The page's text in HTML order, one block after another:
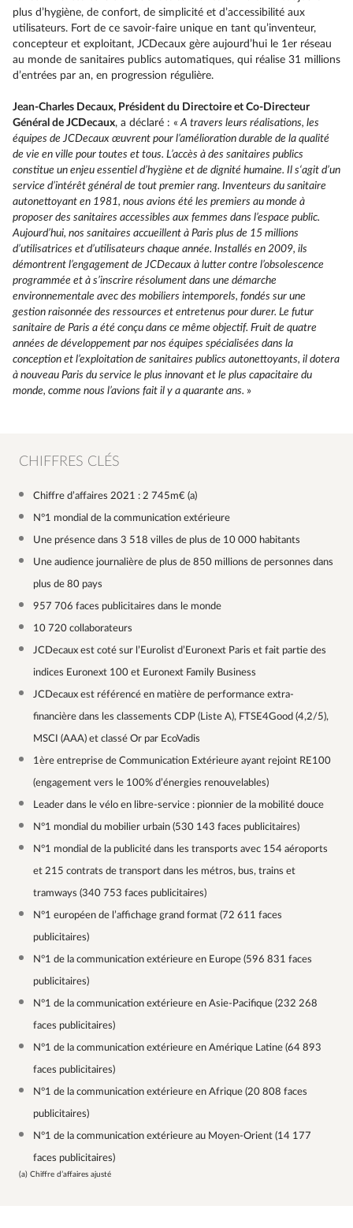
plus d’hygiène, de confort, de simplicité et d’accessibilité aux
utilisateurs. Fort de ce savoir-faire unique en tant qu’inventeur,
concepteur et exploitant, JCDecaux gère aujourd’hui le 1er réseau
au monde de sanitaires publics automatiques, qui réalise 31 millions
d’entrées par an, en progression régulière.
Jean-Charles Decaux, Président du Directoire et Co-Directeur
Général de JCDecaux, a déclaré : « A travers leurs réalisations, les
équipes de JCDecaux œuvrent pour l’amélioration durable de la qualité
de vie en ville pour toutes et tous. L’accès à des sanitaires publics
constitue un enjeu essentiel d’hygiène et de dignité humaine. Il s‘agit d’un
service d’intérêt général de tout premier rang. Inventeurs du sanitaire
autonettoyant en 1981, nous avions été les premiers au monde à
proposer des sanitaires accessibles aux femmes dans l’espace public.
Aujourd’hui, nos sanitaires accueillent à Paris plus de 15 millions
d’utilisatrices et d’utilisateurs chaque année. Installés en 2009, ils
démontrent l’engagement de JCDecaux à lutter contre l’obsolescence
programmée et à s’inscrire résolument dans une démarche
environnementale avec des mobiliers intemporels, fondés sur une
gestion raisonnée des ressources et entretenus pour durer. Le futur
sanitaire de Paris a été conçu dans ce même objectif. Fruit de quatre
années de développement par nos équipes spécialisées dans la
conception et l’exploitation de sanitaires publics autonettoyants, il dotera
à nouveau Paris du service le plus innovant et le plus capacitaire du
monde, comme nous l’avions fait il y a quarante ans. »
CHIFFRES CLÉS
Chiffre d’affaires 2021 : 2 745m€ (a)
N°1 mondial de la communication extérieure
Une présence dans 3 518 villes de plus de 10 000 habitants
Une audience journalière de plus de 850 millions de personnes dans
plus de 80 pays
957 706 faces publicitaires dans le monde
10 720 collaborateurs
JCDecaux est coté sur l’Eurolist d’Euronext Paris et fait partie des
indices Euronext 100 et Euronext Family Business
JCDecaux est référencé en matière de performance extra-
financière dans les classements CDP (Liste A), FTSE4Good (4,2/5),
MSCI (AAA) et classé Or par EcoVadis
1ère entreprise de Communication Extérieure ayant rejoint RE100
(engagement vers le 100% d’énergies renouvelables)
Leader dans le vélo en libre-service : pionnier de la mobilité douce
N°1 mondial du mobilier urbain (530 143 faces publicitaires)
N°1 mondial de la publicité dans les transports avec 154 aéroports
et 215 contrats de transport dans les métros, bus, trains et
tramways (340 753 faces publicitaires)
N°1 européen de l’affichage grand format (72 611 faces
publicitaires)
N°1 de la communication extérieure en Europe (596 831 faces
publicitaires)
N°1 de la communication extérieure en Asie-Pacifique (232 268
faces publicitaires)
N°1 de la communication extérieure en Amérique Latine (64 893
faces publicitaires)
N°1 de la communication extérieure en Afrique (20 808 faces
publicitaires)
N°1 de la communication extérieure au Moyen-Orient (14 177
faces publicitaires)
(a) Chiffre d’affaires ajusté